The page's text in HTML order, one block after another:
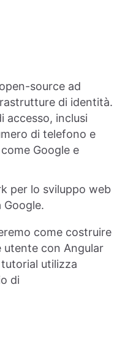
source ad
di identità.
accesso, inclusi
di telefono e
Google e
per lo sviluppo web
come costruire
utente con Angular
utilizza
di